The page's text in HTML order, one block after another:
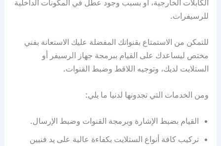
الكابلات الخارجية، أو بسبب وجود عطل في المكونات الداخلية
للرسيفرات.
للتمكن من الاستمتاع بقنواتك المفضلة عليك الاستعانة بفني
مختص ليساعدك على القيام ببرمجة جهاز الرسيفر أو
الستلايت لديك، وتوجيه اللاقط وضبط القنوات.
ومن الخدمات التي تجدونها لدنيا ما يلي:
القيام بضبط الإشارة وبرمجة القنوات وضبط الإرسال.
تركيب كافة أنواع الستلايت بكفاءة عالية على يد فنيين